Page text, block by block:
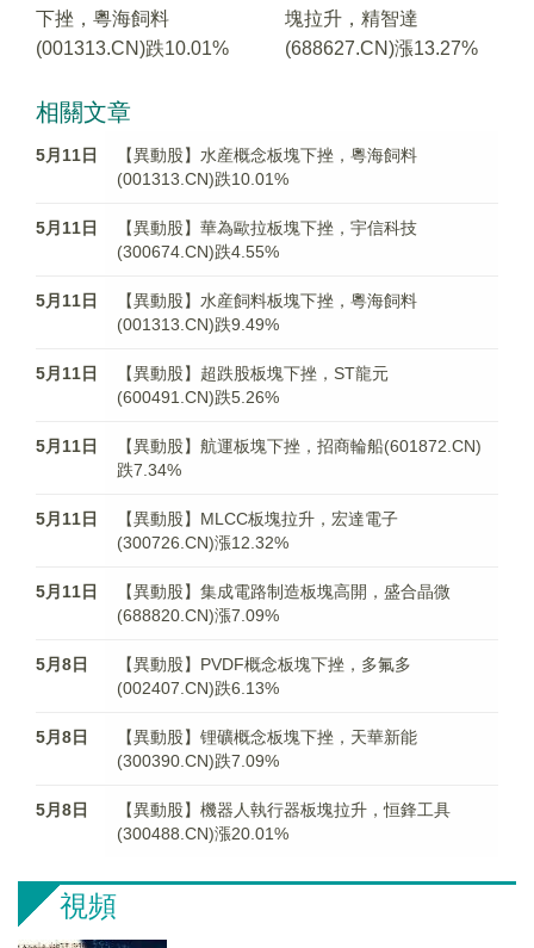
下挫，粵海飼料
(001313.CN)跌10.01%
塊拉升，精智達
(688627.CN)漲13.27%
相關文章
5月11日
【異動股】水産概念板塊下挫，粵海飼料
(001313.CN)跌10.01%
5月11日
【異動股】華為歐拉板塊下挫，宇信科技
(300674.CN)跌4.55%
5月11日
【異動股】水産飼料板塊下挫，粵海飼料
(001313.CN)跌9.49%
5月11日
【異動股】超跌股板塊下挫，ST龍元
(600491.CN)跌5.26%
5月11日
【異動股】航運板塊下挫，招商輪船(601872.CN)
跌7.34%
5月11日
【異動股】MLCC板塊拉升，宏達電子
(300726.CN)漲12.32%
5月11日
【異動股】集成電路制造板塊高開，盛合晶微
(688820.CN)漲7.09%
5月8日
【異動股】PVDF概念板塊下挫，多氟多
(002407.CN)跌6.13%
5月8日
【異動股】锂礦概念板塊下挫，天華新能
(300390.CN)跌7.09%
5月8日
【異動股】機器人執行器板塊拉升，恒鋒工具
(300488.CN)漲20.01%
視頻